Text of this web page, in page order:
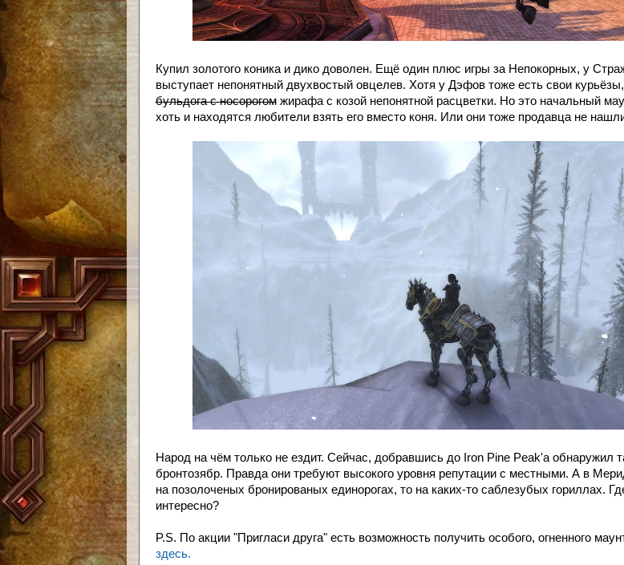
Купил золотого коника и дико доволен. Ещё один плюс игры за Непокорных, у
выступает непонятный двухвостый овцелев. Хотя у Дэфов тоже есть свои
бульдога с носорогомжирафа с козой непонятной расцветки. Но это начальный
хоть и находятся любители взять его вместо коня. Или они тоже продавца не
Народ на чём только не ездит. Сейчас, добравшись до Iron Pine Peak'а обнаружил
бронтозябр. Правда они требуют высокого уровня репутации с местными. А в
на позолоченых бронированых единорогах, то на каких-то саблезубых гориллах.
интересно?
P.S. По акции "Пригласи друга" есть возможность получить особого, огненного
здесь.